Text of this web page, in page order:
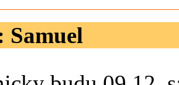
Samuel